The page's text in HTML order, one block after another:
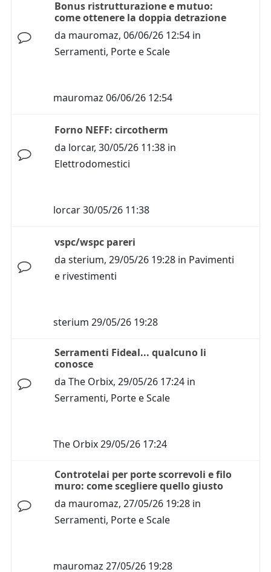
Bonus ristrutturazione e mutuo:
come ottenere la doppia detrazione
da mauromaz, 06/06/26 12:54 in
Serramenti, Porte e Scale
mauromaz 06/06/26 12:54
Forno NEFF: circotherm
da lorcar, 30/05/26 11:38 in
Elettrodomestici
lorcar30/05/26 11:38
vspc/wspc pareri
da sterium, 29/05/26 19:28 in Pavimenti
e rivestimenti
sterium 29/05/26 19:28
Serramenti Fideal... qualcuno li
conosce
da The Orbix, 29/05/26 17:24 in
Serramenti, Porte e Scale
The Orbix29/05/26 17:24
Controtelai per porte scorrevoli e filo
muro: come scegliere quello giusto
da mauromaz, 27/05/26 19:28 in
Serramenti, Porte e Scale
mauromaz 27/05/26 19:28